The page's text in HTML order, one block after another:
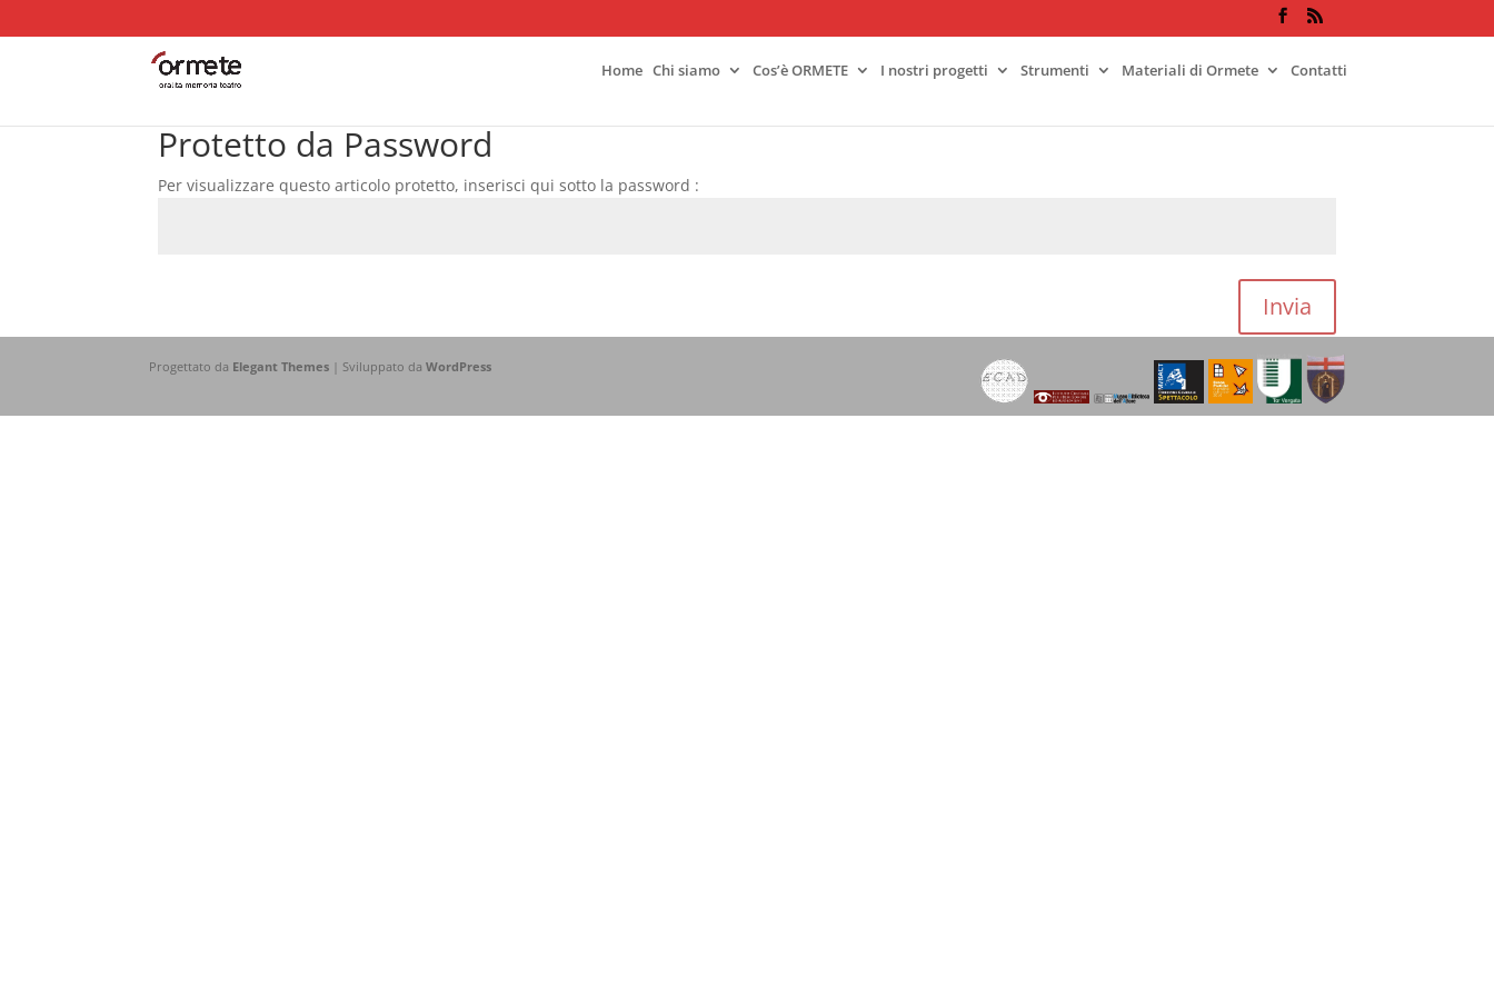
Home Chi siamo Cos’è ORMETE I nostri progetti Strumenti Materiali di Ormete Contatti
Protetto da Password
Per visualizzare questo articolo protetto, inserisci qui sotto la password :
Invia
Progettato da Elegant Themes | Sviluppato daWordPress